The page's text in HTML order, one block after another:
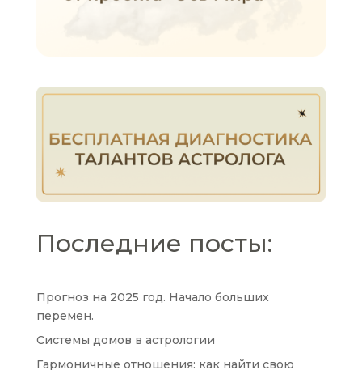
Последние посты:
Прогноз на 2025 год. Начало больших
перемен.
Системы домов в астрологии
Гармоничные отношения: как найти свою